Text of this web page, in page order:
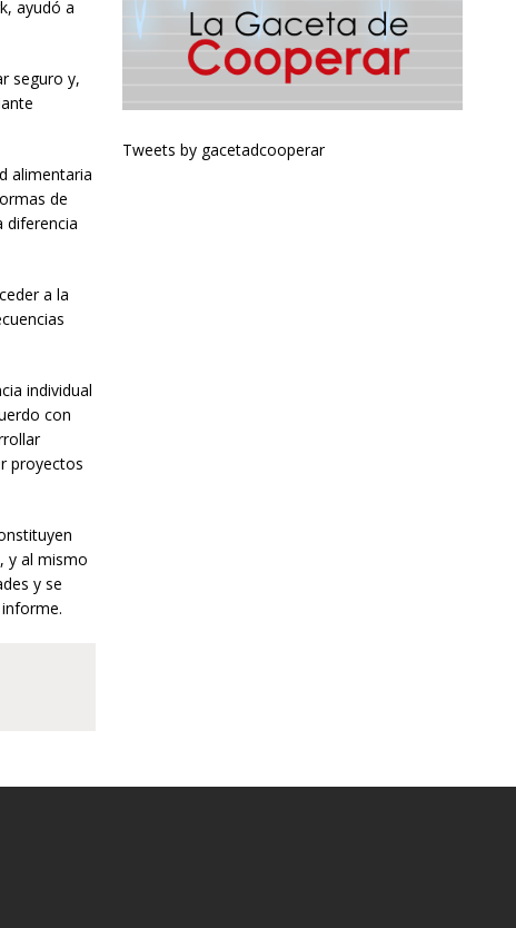
ayudó a
seguro y,
alimentaria
de
diferencia
a la
individual
con
proyectos
y al mismo
y se
Tweets by gacetadcooperar